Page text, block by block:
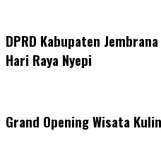
DPRD Kabupaten
Hari Raya Nyepi
Grand Opening Wisata